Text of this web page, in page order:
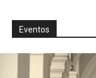
Eventos